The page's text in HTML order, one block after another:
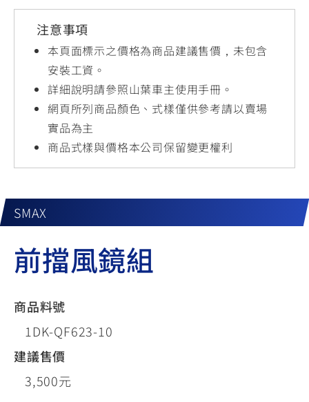
YZF-R15
150
MT-
251~549
MT-
150
AUGUR
150
150
RS NEO
125
注意事項
本頁面標示之價格為商品建議售價，未包含
安裝工資。
詳細說明請參照山葉車主使用手冊。
網頁所列商品顏色、式樣僅供參考請以賣場
實品為主
商品式樣與價格本公司保留變更權利
SMAX
前擋風鏡組
商品料號
1DK-QF623-10
建議售價
3,500元